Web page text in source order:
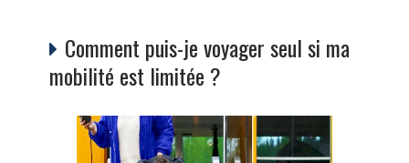
Comment puis-je voyager seul si ma
mobilité est limitée ?